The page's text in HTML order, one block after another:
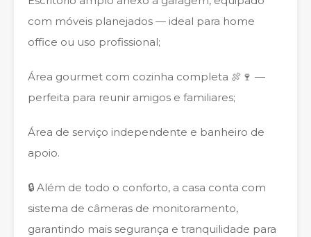
com móveis planejados — ideal para home
office ou uso profissional;
Área gourmet com cozinha completa 🍖🍷 —
perfeita para reunir amigos e familiares;
Área de serviço independente e banheiro de
apoio.
🔒 Além de todo o conforto, a casa conta com
sistema de câmeras de monitoramento,
garantindo mais segurança e tranquilidade para